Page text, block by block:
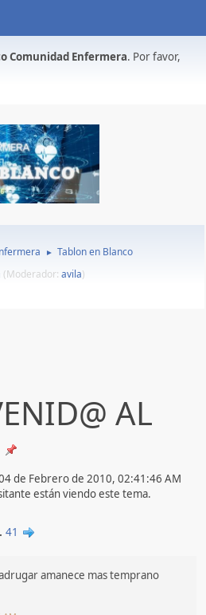
Comunidad Enfermera. Por favor,
► Tablon en Blanco
(Moderador: avila)
AL
de Febrero de 2010, 02:41:46 AM
están viendo este tema.
41
amanece mas temprano